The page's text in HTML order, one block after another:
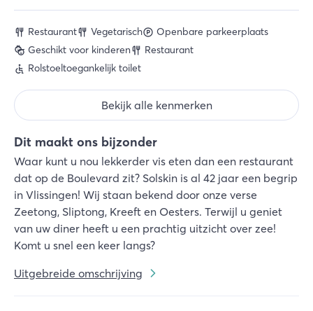
Dit maakt ons bijzonder
Waar kunt u nou lekkerder vis eten dan een restaurant
dat op de Boulevard zit? Solskin is al 42 jaar een begrip
in Vlissingen! Wij staan bekend door onze verse
Zeetong, Sliptong, Kreeft en Oesters. Terwijl u geniet
van uw diner heeft u een prachtig uitzicht over zee!
Komt u snel een keer langs?
Uitgebreide omschrijving
Restaurant Vegetarisch
Openbare parkeerplaats
Geschikt voor kinderen
Restaurant
Rolstoeltoegankelijk toilet
Bekijk alle kenmerken